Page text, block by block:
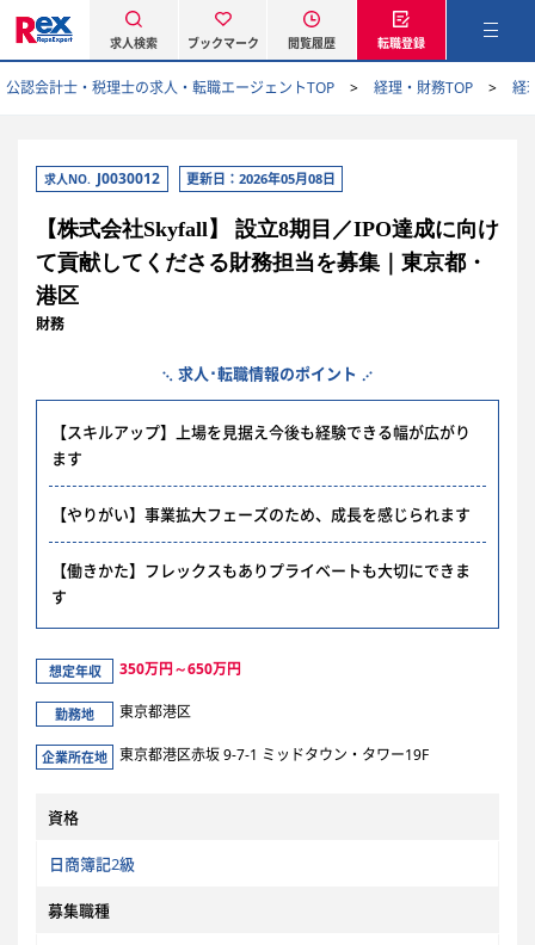
求人検索 ブックマーク 閲覧履歴 転職登録
公認会計士・税理士の求人・転職エージェントTOP 経理・財務TOP 経
求人NO. J0030012 更新日：2026年05月08日
【株式会社Skyfall】 設立8期目／IPO達成に向け
て貢献してくださる財務担当を募集｜東京都・
港区
財務
求人･転職情報のポイント
【スキルアップ】上場を見据え今後も経験できる幅が広がり
ます
【やりがい】事業拡大フェーズのため、成長を感じられます
【働きかた】フレックスもありプライベートも大切にできま
す
想定年収 350万円～650万円
勤務地 東京都港区
企業所在地 東京都港区赤坂 9-7-1 ミッドタウン・タワー19F
資格
日商簿記2級
募集職種